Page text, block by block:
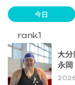
今日
rank.1
大
永